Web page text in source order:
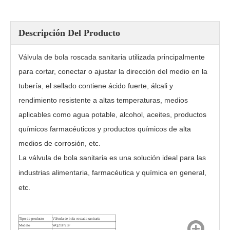
Descripción Del Producto
Válvula de bola roscada sanitaria utilizada principalmente
para cortar, conectar o ajustar la dirección del medio en la
tubería, el sellado contiene ácido fuerte, álcali y
rendimiento resistente a altas temperaturas, medios
aplicables como agua potable, alcohol, aceites, productos
químicos farmacéuticos y productos químicos de alta
medios de corrosión, etc.
La válvula de bola sanitaria es una solución ideal para las
industrias alimentaria, farmacéutica y química en general,
etc.
Tipo de producto
Válvula de bola roscada sanitaria
Modelo
WQ21F/25F